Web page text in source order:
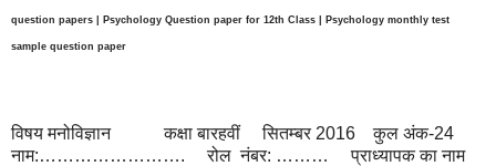
question papers | Psychology Question paper for 12th Class | Psychology monthly test
sample question paper
विषय मनोविज्ञान कक्षा बारहवीं सितम्बर 2016
कुल अंक-24
नाम:…………………….
रोल नंबर: ………
प्राध्यापक का नाम